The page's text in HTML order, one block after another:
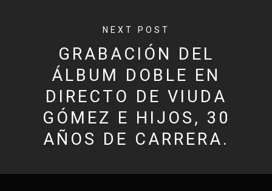
NEXT POST
GRABACIÓN DEL
ÁLBUM DOBLE EN
DIRECTO DE VIUDA
GÓMEZ E HIJOS, 30
AÑOS DE CARRERA.